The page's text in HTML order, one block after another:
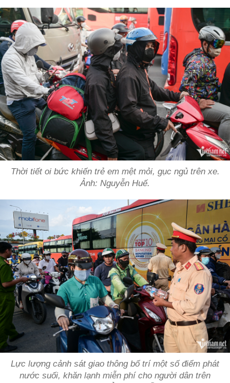
Thời tiết oi bức khiến trẻ em mệt mỏi, gục ngủ trên xe.
Ảnh: Nguyễn Huế.
Lực lượng cảnh sát giao thông bố trí một số điểm phát
nước suối, khăn lạnh miễn phí cho người dân trên